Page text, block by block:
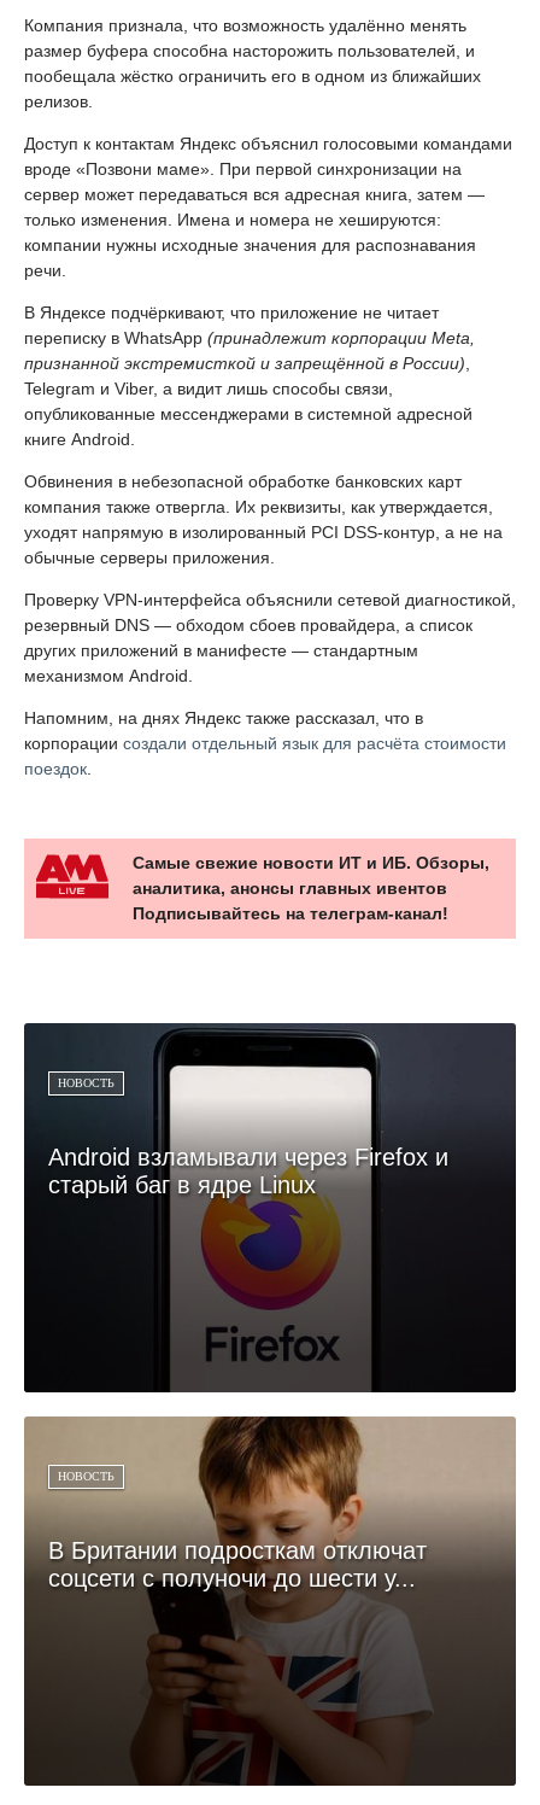
Компания признала, что возможность удалённо менять
размер буфера способна насторожить пользователей, и
пообещала жёстко ограничить его в одном из ближайших
релизов.
Доступ к контактам Яндекс объяснил голосовыми командами
вроде «Позвони маме». При первой синхронизации на
сервер может передаваться вся адресная книга, затем —
только изменения. Имена и номера не хешируются:
компании нужны исходные значения для распознавания
речи.
В Яндексе подчёркивают, что приложение не читает
переписку в WhatsApp (принадлежит корпорации Meta,
признанной экстремисткой и запрещённой в России)
Telegram и Viber, а видит лишь способы связи,
опубликованные мессенджерами в системной адресной
книге Android.
Обвинения в небезопасной обработке банковских карт
компания также отвергла. Их реквизиты, как утверждается,
уходят напрямую в изолированный PCI DSS-контур, а не на
обычные серверы приложения.
Проверку VPN-интерфейса объяснили сетевой диагностикой,
резервный DNS — обходом сбоев провайдера, а список
других приложений в манифесте — стандартным
механизмом Android.
Напомним, на днях Яндекс также рассказал, что в
корпорации создали отдельный язык для расчёта стоимости
поездок
Самые свежие новости ИТ и ИБ. Обзоры,
аналитика, анонсы главных ивентов
Подписывайтесь на телеграм-канал!
НОВОСТЬ
Android взламывали через Firefox и
старый баг в ядре Linux
НОВОСТЬ
В Британии подросткам отключат
соцсети с полуночи до шести у...